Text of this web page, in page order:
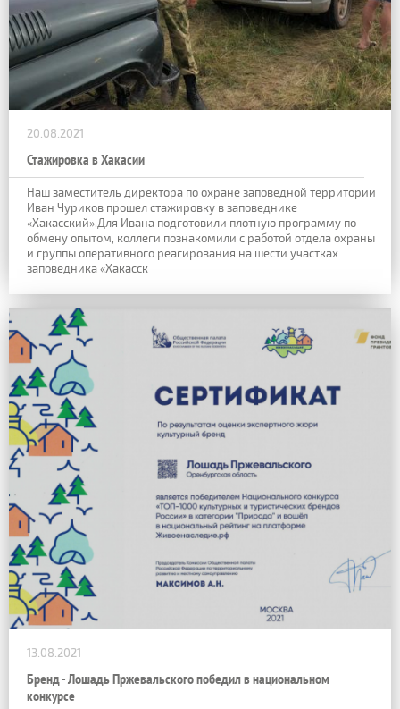
20.08.2021
Стажировка в Хакасии
Наш заместитель директора по охране заповедной территории
Иван Чуриков прошел стажировку в заповеднике
«Хакасский».Для Ивана подготовили плотную программу по
обмену опытом, коллеги познакомили с работой отдела охраны
и группы оперативного реагирования на шести участках
заповедника «Хакасск
13.08.2021
Бренд - Лошадь Пржевальского победил в национальном
конкурсе